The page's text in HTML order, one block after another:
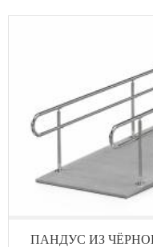
ПАНДУС ИЗ